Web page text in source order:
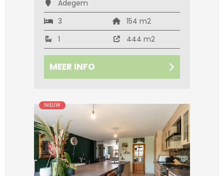
Adegem
3
154 m2
1
444 m2
MEER INFO
NIEUW